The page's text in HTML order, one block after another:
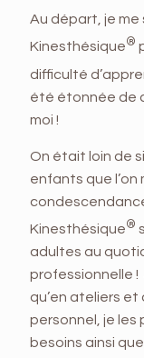
Au départ, je me
Kinesthésique®
difficulté
été étonnée de
moi !
On était loin de
enfants que l’on
Kinesthésique®
adultes au
professionnelle !
qu’en ateliers
personnel, je les
besoins ainsi